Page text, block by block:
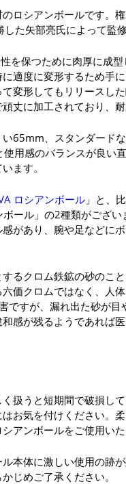
ロシアンボールです。
た矢部亮氏によって監
を保つために肉厚に成
適度に変形するため手
変形してもリリースし
丈に加工されており、耐
65mm、スタンダード
用感のバランスが良い
ます。
ロシアンボール 」と、
ール」の2種類がござい
があり、腕や足などに
るクロム鉄鉱の砂のこ
価クロムではなく、人
すが、漏れ出た砂が目
感が残るようであれば
扱うと短期間で破損し
お気を付けください。
アンボールをご使用いた
本体に激しい使用の跡
じめご了承ください。